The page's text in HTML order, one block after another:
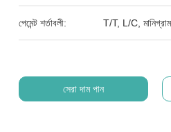
পেমেন্ট শর্তাবলী: T/T, L/C, মানিগ্রাম
সেরা দাম পান